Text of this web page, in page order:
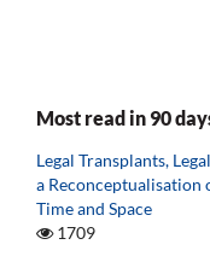
Most read in 90
Legal Transplants,
a Reconceptualisation
Time and Space
1709